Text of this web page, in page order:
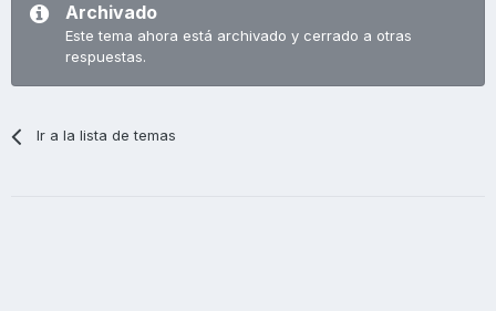
Archivado
Este tema ahora está archivado y cerrado a otras
respuestas.
Ir a la lista de temas